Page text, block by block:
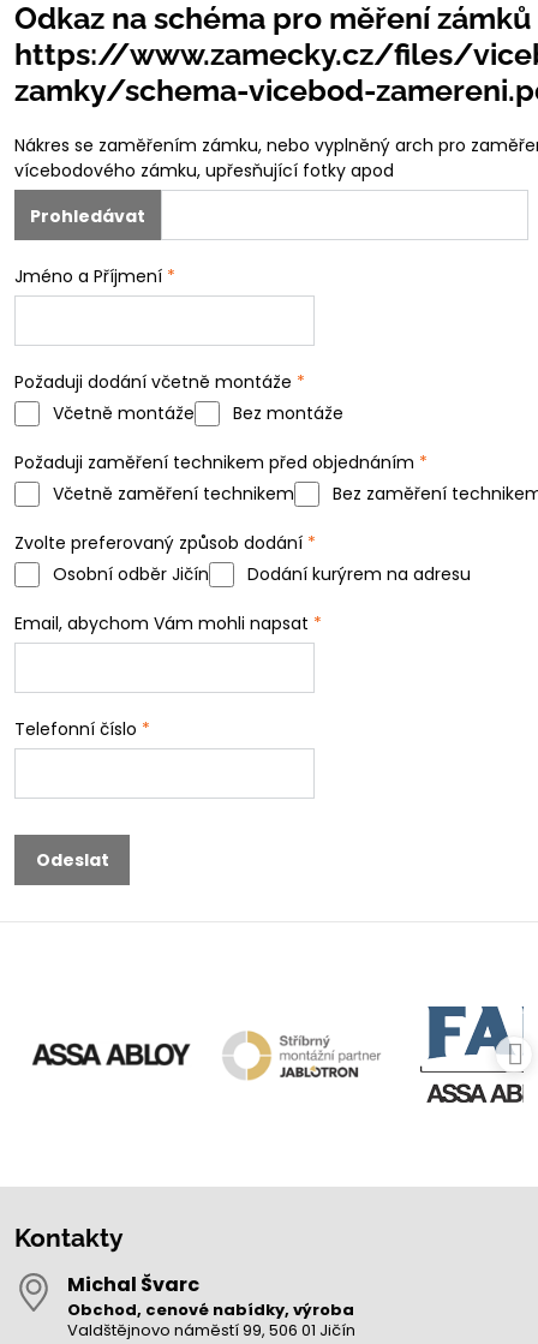
Odkaz na schéma pro měření zámků
https://www.zamecky.cz/files/
zamky/schema-vicebod-
Nákres se zaměřením zámku, nebo vyplněný arch pro
vícebodového zámku, upřesňující fotky apod
Jméno a Příjmení *
Požaduji dodání včetně montáže *
Včetně montáže
Bez montáže
Požaduji zaměření technikem před objednáním *
Včetně zaměření technikem
Bez zaměření
Zvolte preferovaný způsob dodání *
Osobní odběr Jičín
Dodání kurýrem na adresu
Email, abychom Vám mohli napsat *
Telefonní číslo *
Odeslat
Kontakty
Michal Švarc
Obchod, cenové nabídky, výroba
Valdštějnovo náměstí 99, 506 01 Jičín